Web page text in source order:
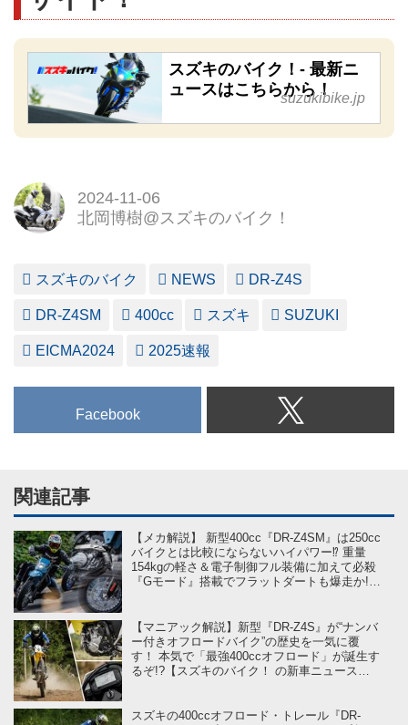
スズキのバイク！- 最新ニ
ュースはこちらから！
suzukibike.jp
2024-11-06
北岡博樹@スズキのバイク！
スズキのバイク NEWS DR-Z4S
DR-Z4SM 400cc スズキ SUZUKI
EICMA2024 2025速報
Facebook
関連記事
【メカ解説】 新型400cc『DR-Z4SM』は250cc
バイクとは比較にならないハイパワー⁉ 重量
154kgの軽さ＆電子制御フル装備に加えて必殺
『Gモード』搭載でフラットダートも爆走か!?
【マニアック解説】新型『DR-Z4S』が“ナンバ
ー付きオフロードバイク”の歴史を一気に覆
す！ 本気で「最強400ccオフロード」が誕生す
るぞ!?【スズキのバイク！ の新車ニュース／
スズキの400ccオフロード・トレール『DR-